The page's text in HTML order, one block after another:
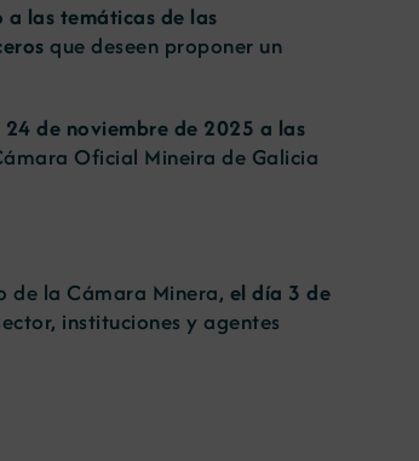
las temáticas de las
que deseen proponer un
de noviembre de 2025 a las
Oficial Mineira de Galicia
de la Cámara Minera, el día 3 de
instituciones y agentes